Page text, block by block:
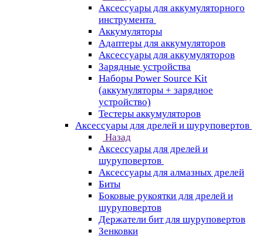
Аксессуары для аккумуляторного
инструмента
Aккумуляторы
Адаптеры для аккумуляторов
Аксессуары для аккумуляторов
Зарядные устройства
Наборы Power Source Kit
(аккумуляторы + зарядное
устройство)
Тестеры аккумуляторов
Аксессуары для дрелей и шуруповертов
Назад
Аксессуары для дрелей и
шуруповертов
Аксессуары для алмазных дрелей
Биты
Боковые рукоятки для дрелей и
шуруповертов
Держатели бит для шуруповертов
Зенковки